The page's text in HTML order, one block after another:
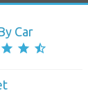
Car
star star star_half